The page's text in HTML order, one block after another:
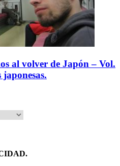
al volver de Japón – Vol.